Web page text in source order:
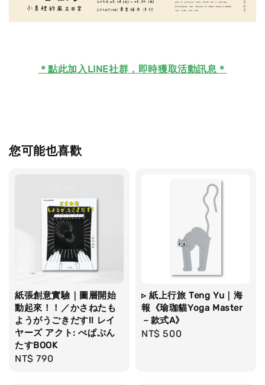
＊點此加入LINE社群，即時獲取活動訊息＊
您可能也喜歡
紙張創意實驗｜圖層開始
動起來！！／かさねたも
ようがうごきだす!! レイ
ヤーズ アクト: ぺぱぷん
たすBOOK
Regular
NT$ 790
▹ 紙上行旅 Teng Yu｜海
報《瑜珈貓Yoga Master
－款式A》
Regular
NT$ 500